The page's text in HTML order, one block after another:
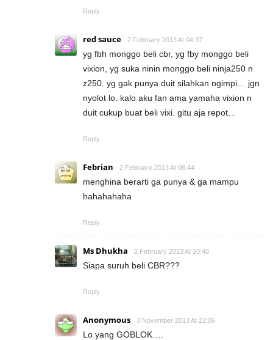
Reply
red sauce 2 February 2013 At 04:37
yg fbh monggo beli cbr, yg fby monggo beli
vixion, yg suka ninin monggo beli ninja250 n
z250. yg gak punya duit silahkan ngimpi… jgn
nyolot lo. kalo aku fan ama yamaha vixion n
duit cukup buat beli vixi. gitu aja repot…
Reply
Febrian 2 February 2013 At 08:44
menghina berarti ga punya & ga mampu
hahahahaha
Reply
Ms Dhukha 2 February 2013 At 10:40
Siapa suruh beli CBR???
Reply
Anonymous 3 November 2013 At 22:06
Lo yang GOBLOK….